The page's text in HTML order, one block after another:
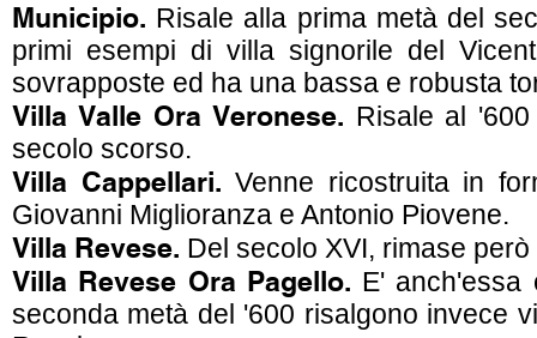
Municipio. Risale alla prima metà del
primi esempi di villa signorile del
sovrapposte ed ha una bassa e robusta
Villa Valle Ora Veronese. Risale al
secolo scorso.
Villa Cappellari. Venne ricostruita in
Giovanni Miglioranza e Antonio Piovene.
Villa Revese. Del secolo XVI, rimase
Villa Revese Ora Pagello. E' anch'essa
seconda metà del '600 risalgono invece